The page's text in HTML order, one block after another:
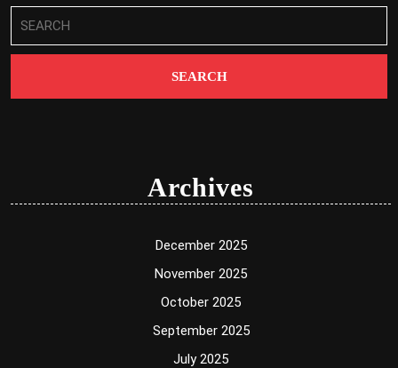
for:
Archives
December 2025
November 2025
October 2025
September 2025
July 2025